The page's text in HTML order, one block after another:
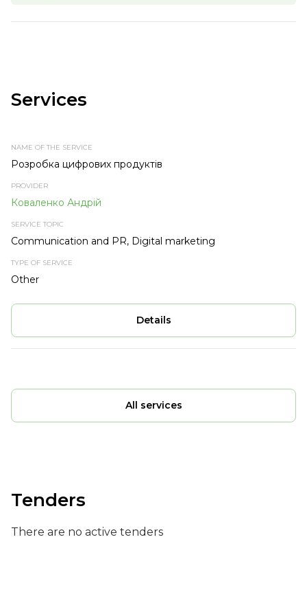
Services
NAME
SERVICE
PROVIDERSERVICE
Розробка цифрових продуктів
Коваленко Андрій
Communication and PR, Digital marketing
Other
Details
All services
Tenders
There are no active tenders